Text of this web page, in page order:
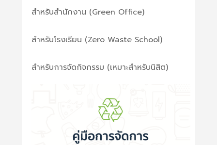
สำหรับสำนักงาน (Green Office)
สำหรับโรงเรียน (Zero Waste School)
สำหรับการจัดกิจกรรม (เหมาะสำหรับนิสิต)